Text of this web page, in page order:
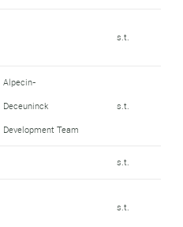
s.t.
Alpecin-
Deceuninck
Development Team
s.t.
s.t.
s.t.